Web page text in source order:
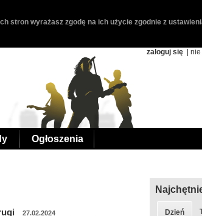
stron wyrażasz zgodę na ich użycie zgodnie z
zaloguj się |
Ogłoszenia
27.02.2024 Dzień